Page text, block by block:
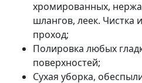
хромированных,
шлангов, леек. Чистка
проход;
Полировка любых
поверхностей;
Сухая уборка,